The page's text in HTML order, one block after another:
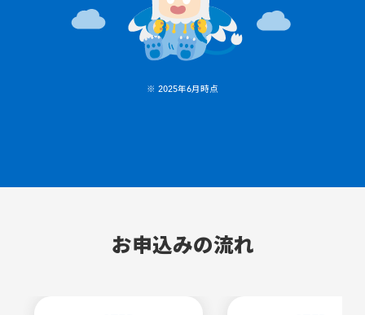
※ 2025年6月時点
お申込みの流れ